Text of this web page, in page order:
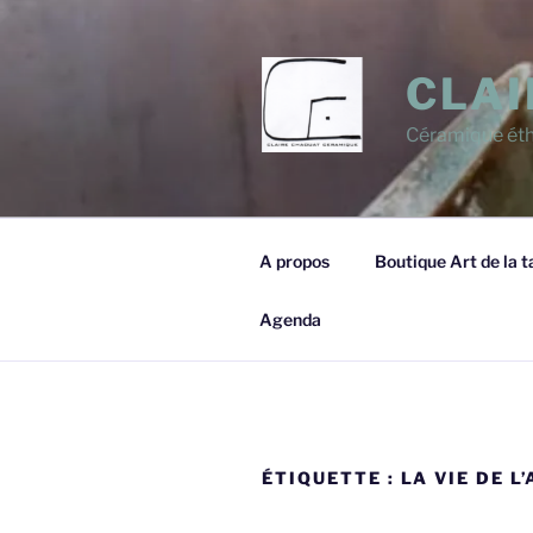
Céramique
A propos Boutique Art de la
Agenda
ÉTIQUETTE : LA VIE DE